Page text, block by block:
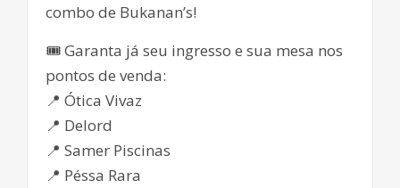
combo de Bukanan’s!
🎟 Garanta já seu ingresso e sua mesa nos
pontos de venda:
📍 Ótica Vivaz
📍 Delord
📍 Samer Piscinas
📍 Péssa Rara